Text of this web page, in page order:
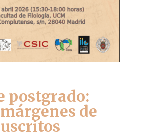
postgrado:
de